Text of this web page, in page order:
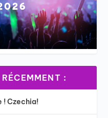
:
! Czechia!